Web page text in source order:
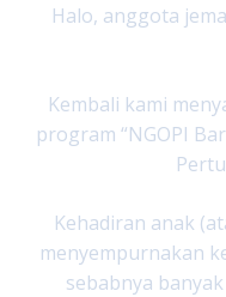
Halo, anggota
Kembali kami
program “NGOPI
Kehadiran anak
menyempurnakan
sebabnya